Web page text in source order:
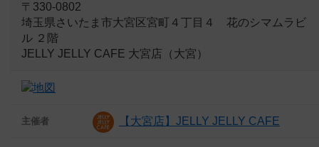
〒330-0802
埼玉県さいたま市大宮区宮町４丁目４ 花のシマムラビ
ル ２階
JELLY JELLY CAFE 大宮店（大宮）
主催者 【大宮店】JELLY JELLY CAFE